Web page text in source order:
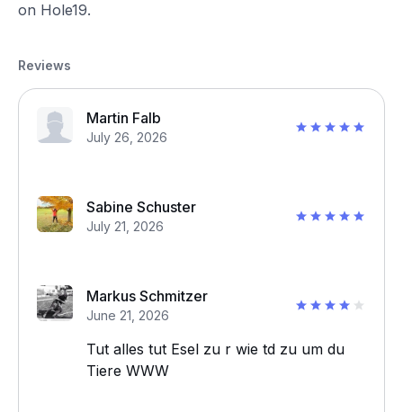
on Hole19.
Reviews
Martin Falb
July 26, 2026
Sabine Schuster
July 21, 2026
Markus Schmitzer
June 21, 2026
Tut alles tut Esel zu r wie td zu um du
Tiere WWW